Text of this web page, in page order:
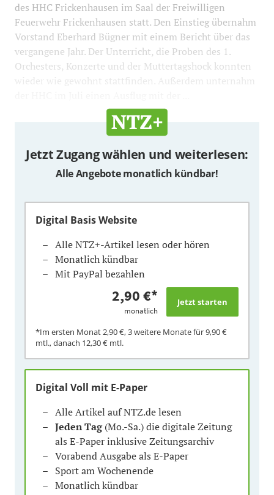
des HHC Frickenhausen im Saal der Freiwilligen
Feuerwehr Frickenhausen statt. Den Einstieg übernahm
Vorstand Eberhard Bügner mit einem Bericht über das
vergangene Jahr. Der Unterricht, die Proben des 1.
Orchesters, Konzerte und der Muttertagshock konnten
wieder wie gewohnt stattfinden. Außerdem unternahm
Jetzt Zugang wählen und weiterlesen:
Alle Angebote monatlich kündbar!
Digital Basis Website
Alle NTZ+-Artikel lesen oder hören
Monatlich kündbar
Mit PayPal bezahlen
2,90 €*
monatlich
*Im ersten Monat2,90 €, 3 weitere Monate für9,90 €
mtl., danach 12,30 € mtl.
Digital Voll mit E-Paper
Alle Artikel auf NTZ.de lesen
Jeden Tag(Mo.-Sa.) die digitale Zeitung
als E-Paper inklusive Zeitungsarchiv
Vorabend Ausgabe als E-Paper
Sport am Wochenende
Monatlich kündbar